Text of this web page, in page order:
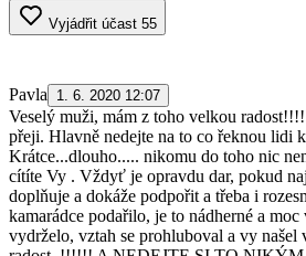
Vyjádřit účast 55
Pavla 1. 6. 2020 12:07
Veselý muži, mám z toho velkou
přeji. Hlavně nedejte na to co řeknou lidi
Krátce...dlouho..... nikomu do toho nic
cítíte Vy . Vždyť je opravdu dar, pokud
doplňuje a dokáže podpořit a třeba i
kamarádce podařilo, je to nádherné a
vydrželo, vztah se prohluboval a vy našel